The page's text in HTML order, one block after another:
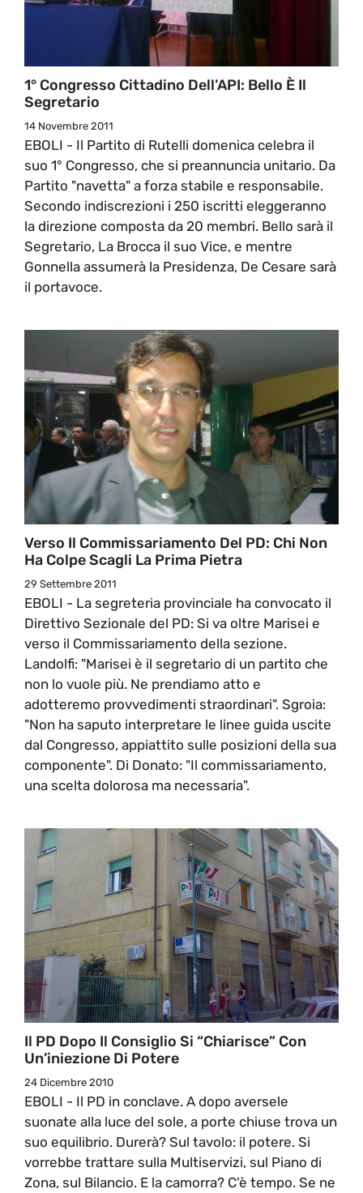
1° Congresso Cittadino Dell’API: Bello È Il
Segretario
14 Novembre 2011
EBOLI - Il Partito di Rutelli domenica celebra il
suo 1° Congresso, che si preannuncia unitario. Da
Partito "navetta" a forza stabile e responsabile.
Secondo indiscrezioni i 250 iscritti eleggeranno
la direzione composta da 20 membri. Bello sarà il
Segretario, La Brocca il suo Vice, e mentre
Gonnella assumerà la Presidenza, De Cesare sarà
il portavoce.
Verso Il Commissariamento Del PD: Chi Non
Ha Colpe Scagli La Prima Pietra
29 Settembre 2011
EBOLI - La segreteria provinciale ha convocato il
Direttivo Sezionale del PD: Si va oltre Marisei e
verso il Commissariamento della sezione.
Landolfi: "Marisei è il segretario di un partito che
non lo vuole più. Ne prendiamo atto e
adotteremo provvedimenti straordinari". Sgroia:
"Non ha saputo interpretare le linee guida uscite
dal Congresso, appiattito sulle posizioni della sua
componente". Di Donato: "Il commissariamento,
una scelta dolorosa ma necessaria".
Il PD Dopo Il Consiglio Si “chiarisce” Con
Un’iniezione Di Potere
24 Dicembre 2010
EBOLI - Il PD in conclave. A dopo aversele
suonate alla luce del sole, a porte chiuse trova un
suo equilibrio. Durerà? Sul tavolo: il potere. Si
vorrebbe trattare sulla Multiservizi, sul Piano di
Zona, sul Bilancio. E la camorra? C'è tempo. Se ne